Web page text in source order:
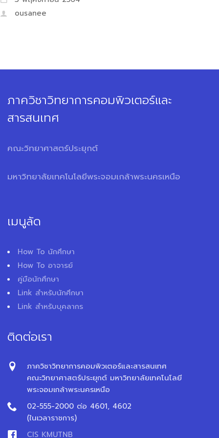
ousanee
ภาควิชาวิทยาการคอมพิวเตอร์และ
สารสนเทศ
คณะวิทยาศาสตร์ประยุกต์
มหาวิทยาลัยเทคโนโลยีพระจอมเกล้าพระนครเหนือ
เมนูลัด
How To นักศึกษา
How To อาจารย์
คู่มือนักศึกษา
Link สำหรับนักศึกษา
Link สำหรับบุคลากร
ติดต่อเรา
ภาควิชาวิทยาการคอมพิวเตอร์และสารสนเทศ
คณะวิทยาศาสตร์ประยุกต์ มหาวิทยาลัยเทคโนโลยี
พระจอมเกล้าพระนครเหนือ
02-555-2000 ต่อ 4601, 4602
(ในเวลาราชการ)
CIS KMUTNB